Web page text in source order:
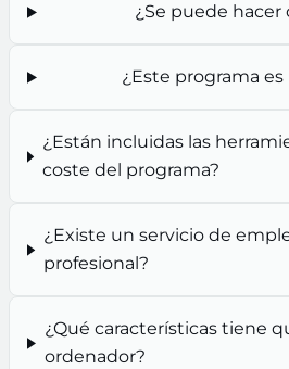
¿Se puede hacer
¿Este programa es
¿Están incluidas las
coste del programa?
¿Existe un servicio de
profesional?
¿Qué características tiene
ordenador?